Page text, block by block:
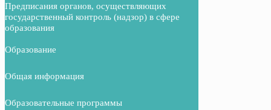
Предписания органов, осуществляющих
государственный контроль (надзор) в сфере
образования
Образование
Общая информация
Образовательные программы